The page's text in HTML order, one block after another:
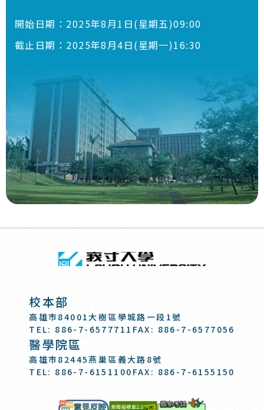
開始日期： 2025年8月1日(星期五)09:00
截止日期： 2025年8月4日(星期一)16:30
回頂端
校本部
高雄市84001大樹區學城路一段1號
TEL: 886-7-6577711 FAX: 886-7-6577056
醫學院區
高雄市82445燕巢區義大路8號
TEL: 886-7-6151100 FAX: 886-7-6155150
意見反映 國家考試-電